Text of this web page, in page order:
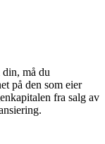
din, må du
på den som eier
fra salg av